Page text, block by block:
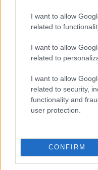
I want to allow
related to
I want to allow
related to
I want to allow
related to security,
functionality and
user protection.
CONFIRM